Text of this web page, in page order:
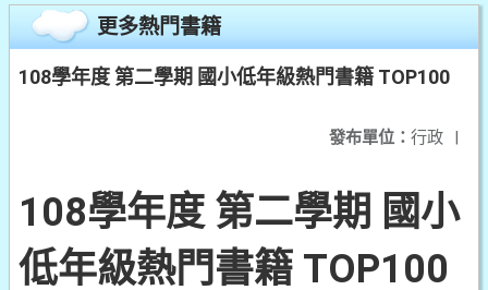
更多熱門書籍
108學年度 第二學期 國小低年級熱門書籍 TOP100
發布單位： 行政 |
108學年度 第二學期 國小
低年級熱門書籍 TOP100